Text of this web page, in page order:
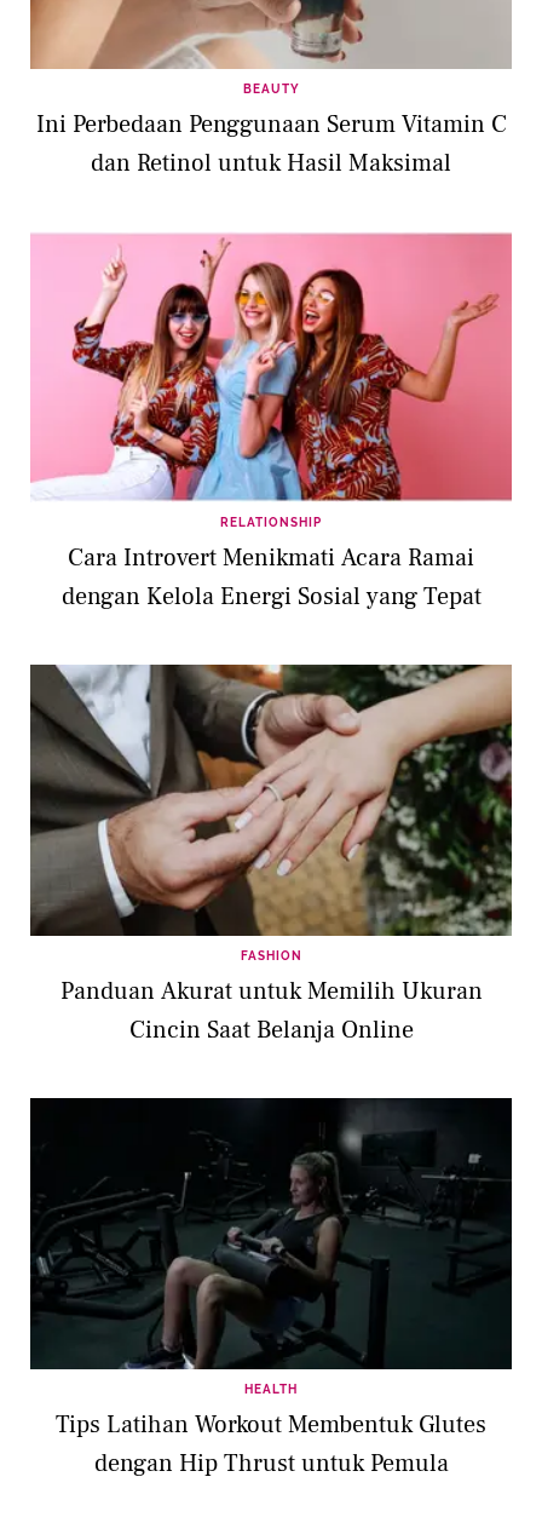
BEAUTY
Ini Perbedaan Penggunaan Serum Vitamin C
dan Retinol untuk Hasil Maksimal
RELATIONSHIP
Cara Introvert Menikmati Acara Ramai
dengan Kelola Energi Sosial yang Tepat
FASHION
Panduan Akurat untuk Memilih Ukuran
Cincin Saat Belanja Online
HEALTH
Tips Latihan Workout Membentuk Glutes
dengan Hip Thrust untuk Pemula